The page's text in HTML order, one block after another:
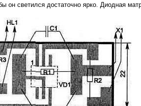
он светился достаточно ярко. Диодная